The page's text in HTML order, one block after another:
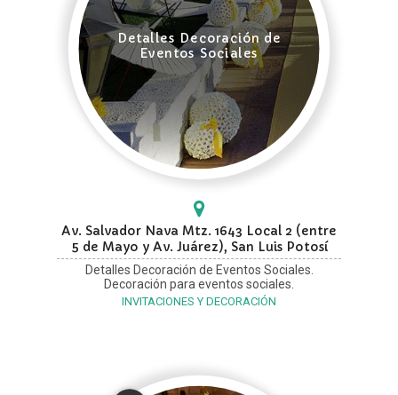
Detalles Decoración de
Eventos Sociales
Av. Salvador Nava Mtz. 1643 Local 2 (entre
5 de Mayo y Av. Juárez), San Luis Potosí
Detalles Decoración de Eventos Sociales.
Decoración para eventos sociales.
INVITACIONES Y DECORACIÓN